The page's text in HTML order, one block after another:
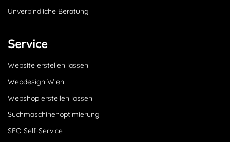
Unverbindliche Beratung
Service
Website erstellen lassen
Webdesign Wien
Webshop erstellen lassen
Suchmaschinenoptimierung
SEO Self-Service